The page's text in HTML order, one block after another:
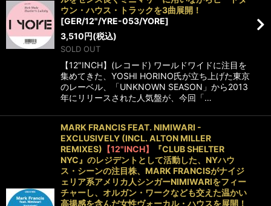
ウン・ハウス・トラックを3曲展開！
[GER/12"/YRE-053/YORE]
3,510円(税込)
SOLD OUT
【12"INCH】(レコード) ワールドワイドに注目を
集めてきた、YOSHI HORINO氏が立ち上げた東京
のレーベル、「UNKNOWN SEASON」から2013
年にリリースされた人気盤が、今回「…
MARK FRANCIS FEAT. NIMIWARI -
EXCLUSIVELY (INCL. ALTON MILLER
REMIXES) 【12"INCH】
『CLUB SHELTER
NYC』のレジデントとして活動した、NYハウ
ス・シーンの注目株、MARK FRANCISがナイジ
ェリア系アメリカ人シンガーNIMIWARIをフィー
チャーし、オルガン・ワークなども交えた温かい
高揚感を含んだ女性ヴォーカル・ハウスを展開！